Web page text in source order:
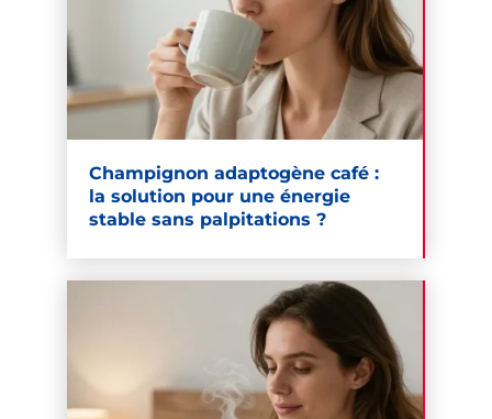
Champignon adaptogène café :
la solution pour une énergie
stable sans palpitations ?